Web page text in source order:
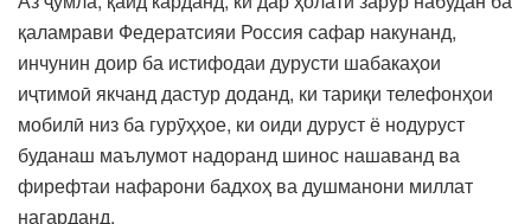
қаламрави Федератсияи Россия сафар накунанд,
инчунин доир ба истифодаи дурусти шабакаҳои
иҷтимоӣ якчанд дастур доданд, ки тариқи телефонҳои
мобилӣ низ ба гурӯҳҳое, ки оиди дуруст ё нодуруст
буданаш маълумот надоранд шинос нашаванд ва
фирефтаи нафарони бадхоҳ ва душманони миллат
нагарданд.